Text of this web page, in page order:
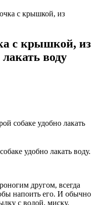
с крышкой, из
с крышкой, из
воду
удобно лакать воду.
другом, всегда
напоить его. И обычно
с водой, миску,